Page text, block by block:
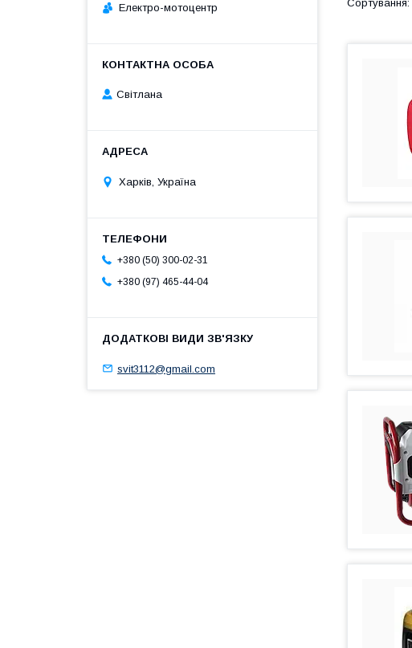
Електро-мотоцентр
Світлана
Харків, Україна
+380 (50) 300-02-31
+380 (97) 465-44-04
svit3112@gmail.com